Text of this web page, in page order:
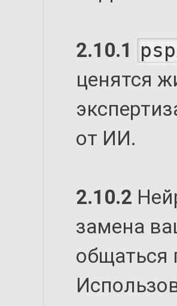
2.10.1
ценятся
от ИИ.
2.10.2
замена
общаться